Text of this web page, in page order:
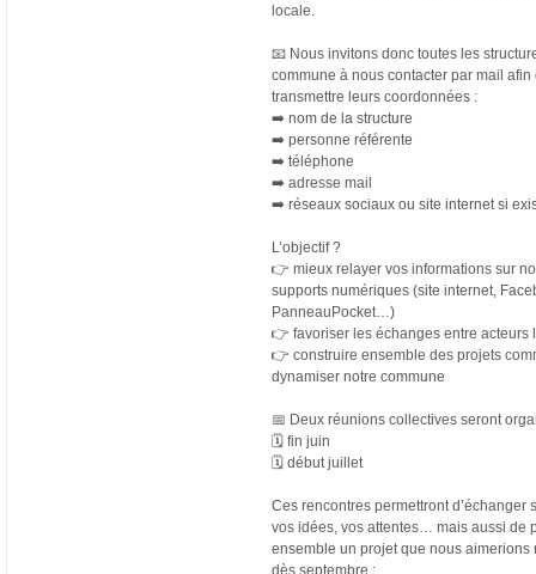
locale.
📧 Nous invitons donc toutes les
commune à nous contacter par mail afin
transmettre leurs coordonnées :
➡️ nom de la structure
➡️ personne référente
➡️ téléphone
➡️ adresse mail
➡️ réseaux sociaux ou site internet si
L’objectif ?
👉 mieux relayer vos informations sur
supports numériques (site internet,
PanneauPocket…)
👉 favoriser les échanges entre acteurs
👉 construire ensemble des projets
dynamiser notre commune
📅 Deux réunions collectives seront
🗓 fin juin
🗓 début juillet
Ces rencontres permettront d’échanger
vos idées, vos attentes… mais aussi de
ensemble un projet que nous aimerions
dès septembre :